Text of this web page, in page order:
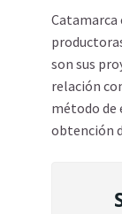
Catamarca
son sus
relación
método de
obtención